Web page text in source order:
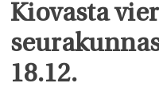
Apua & tukea
Tule mukaan
Hautausmaa
Kiovasta
18.12.